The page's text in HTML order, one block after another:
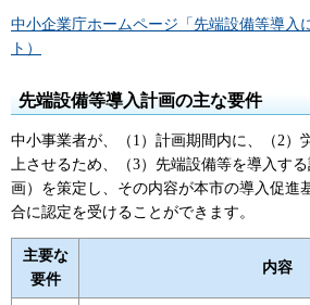
中小企業庁ホームページ「先端設備等導入
ト）
先端設備等導入計画の主な要件
中小事業者が、（1）計画期間内に、（2）
上させるため、（3）先端設備等を導入す
画）を策定し、その内容が本市の導入促進
合に認定を受けることができます。
主要な
要件
内容